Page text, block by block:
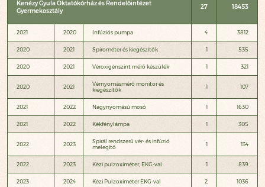
Kenézy Gyula Oktatókórház és Rendelőintézet
Gyermekosztály
27 18453
2021 2020 Infúziós pumpa 4 3812
2020 2021 Spirométer és kiegészítők 1 535
2020 2021 Véroxigénszint mérő készülék 1 321
2020 2021
Vérnyomásmérő monitor és
kiegészítők
1 107
2021 2022 Nagynyomású mosó 1 1630
2021 2022 Kékfénylámpa 1 305
2022 2023
Spirál rendszerű vér- és infúzió
melegítő
1 134
2022 2023 Kézi pulzoximéter, EKG-val 1 839
2023 2024 Kézi Pulzoximéter EKG-val 2 1036